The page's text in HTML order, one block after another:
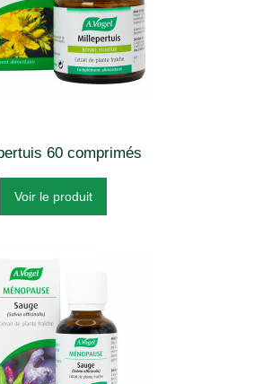
60 comprimés
Voir le produit